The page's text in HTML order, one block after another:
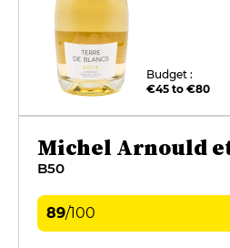
Budget :
€45 to €80
Michel Arnould
B50
89/100